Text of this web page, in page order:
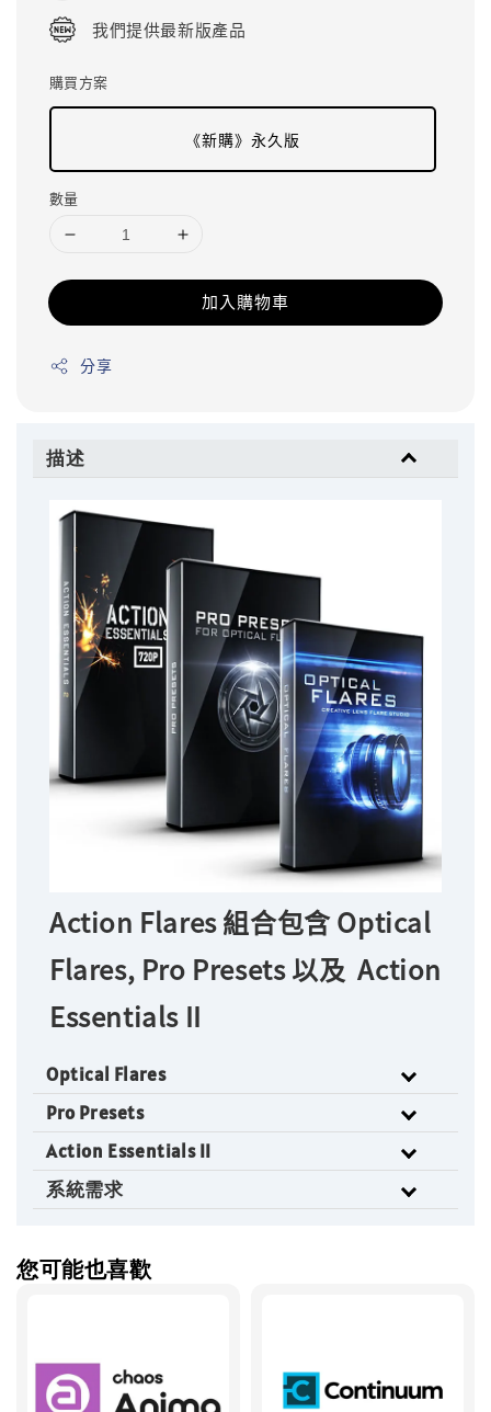
我們提供最新版產品
購買方案
《新購》永久版
數量
加入購物車
分享
描述
Action Flares 組合包含 Optical
Flares, Pro Presets 以及 Action
Essentials II
Optical Flares
Pro Presets
Action Essentials II
系統需求
您可能也喜歡